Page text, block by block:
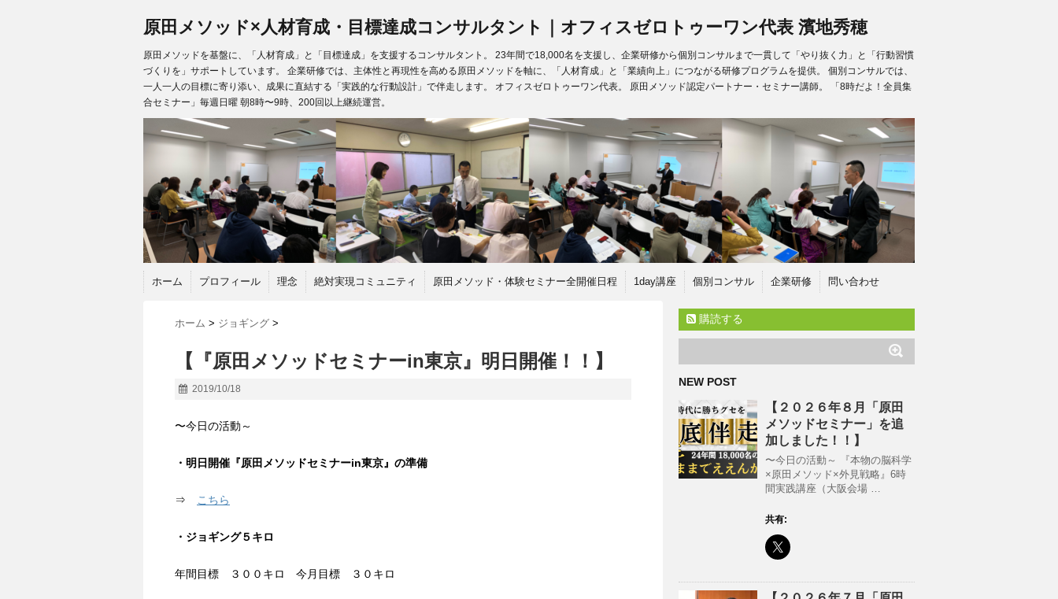
原田メソッド×人材育成・目標達成コンサルタント｜オフィスゼロトゥーワン代表 濱地秀穂
原田メソッドを基盤に、「人材育成」と「目標達成」を支援するコンサルタント。 23年間で18,000名を支援し、企業研修から個別コンサルまで一貫して「やり抜く力」と「行動習慣
づくりを」サポートしています。 企業研修では、主体性と再現性を高める原田メソッドを軸に、「人材育成」と「業績向上」につながる研修プログラムを提供。 個別コンサルでは、
一人一人の目標に寄り添い、成果に直結する「実践的な行動設計」で伴走します。 オフィスゼロトゥーワン代表。 原田メソッド認定パートナー・セミナー講師。 「8時だよ！全員集
合セミナー」毎週日曜 朝8時〜9時、200回以上継続運営。
ホーム プロフィール 理念 絶対実現コミュニティ 原田メソッド・体験セミナー全開催日程 1day講座 個別コンサル 企業研修 問い合わせ
ホーム > ジョギング >
【『原田メソッドセミナーin東京』明日開催！！】
2019/10/18
〜今日の活動～
・明日開催『原田メソッドセミナーin東京』の準備
⇒ こちら
・ジョギング５ キロ
年間目標 ３００キロ 今月目標 ３０キロ
購読する
NEW POST
【２０２６年８月「原田
メソッドセミナー」を追
加しました！！】
〜今日の活動～ 『本物の脳科学
×原田メソッド×外見戦略』6時
間実践講座（大阪会場 …
共有: